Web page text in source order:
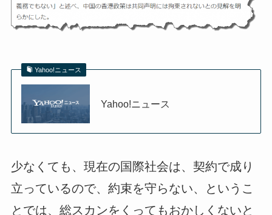
Yahoo!ニュース
Yahoo!ニュース
少なくても、現在の国際社会は、契約で成り
立っているので、約束を守らない、というこ
とでは、総スカンをくってもおかしくないと